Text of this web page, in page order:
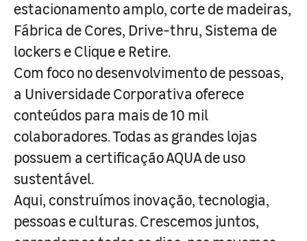
estacionamento amplo, corte de madeiras,
Fábrica de Cores, Drive-thru, Sistema de
lockers e Clique e Retire.
Com foco no desenvolvimento de pessoas,
a Universidade Corporativa oferece
conteúdos para mais de 10 mil
colaboradores. Todas as grandes lojas
possuem a certificação AQUA de uso
sustentável.
Aqui, construímos inovação, tecnologia,
pessoas e culturas. Crescemos juntos,